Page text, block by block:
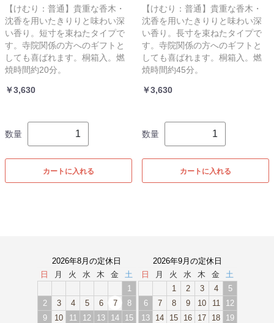
【けむり：普通】貴重な香木・
沈香を用いたきりりと味わい深
い香り。短寸を束ねたタイプで
す。寺院関係の方へのギフトと
しても喜ばれます。桐箱入。燃
焼時間約20分。
￥3,630
数量
カートに入れる
【けむり：普通】貴重な香木・
沈香を用いたきりりと味わい深
い香り。長寸を束ねたタイプで
す。寺院関係の方へのギフトと
しても喜ばれます。桐箱入。燃
焼時間約45分。
￥3,630
数量
カートに入れる
2026年8月の定休日
日
月 火 水 木 金
土
1
2
3 4 5 6 7
8
9
10 11 12 13 14
15
2026年9月の定休日
日
月 火 水 木 金
土
1
2 3 4
5
6
7 8 9 10 11
12
13
14 15 16 17 18
19